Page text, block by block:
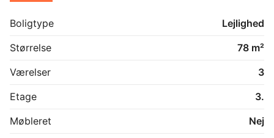
Boligtype
Lejlighed
Størrelse
78 m²
Værelser
3
Etage
3.
Møbleret
Nej